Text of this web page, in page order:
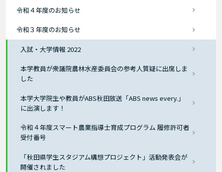
令和４年度のお知らせ
令和３年度のお知らせ
入試・大学情報 2022
本学教員が衆議院農林水産委員会の参考人質疑に出席しま
した
本学大学院生や教員がABS秋田放送「ABS news every.」
に出演します！
令和４年度スマート農業指導士育成プログラム 履修許可者
受付番号
「秋田県学生スタジアム構想プロジェクト」活動発表会が
開催されました